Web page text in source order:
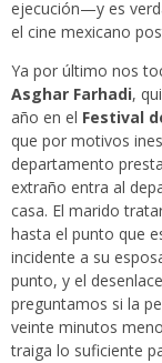
ejecución—y es
el cine mexicano
Ya por último nos
Asghar Farhadi,
año en el Festival
que por motivos
departamento
extraño entra al
casa. El marido
hasta el punto que
incidente a su
punto, y el
preguntamos si la
veinte minutos
traiga lo suficiente